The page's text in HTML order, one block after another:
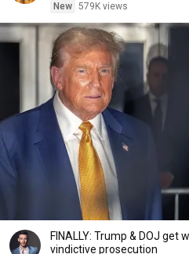
New 579K views
FINALLY: Trump & DOJ get
vindictive prosecution